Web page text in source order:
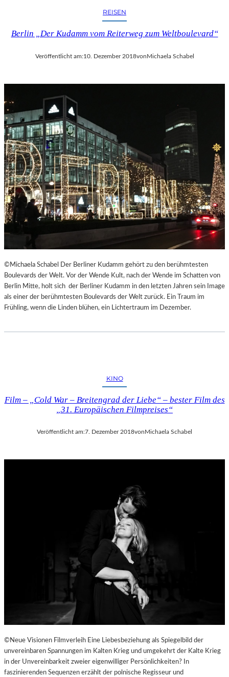
REISEN
Berlin „Der Kudamm vom Reiterweg zum Weltboulevard“
Veröffentlicht am:10. Dezember 2018vonMichaela Schabel
©Michaela Schabel Der Berliner Kudamm gehört zu den berühmtesten
Boulevards der Welt. Vor der Wende Kult, nach der Wende im Schatten von
Berlin Mitte, holt sich der Berliner Kudamm in den letzten Jahren sein Image
als einer der berühmtesten Boulevards der Welt zurück. Ein Traum im
Frühling, wenn die Linden blühen, ein Lichtertraum im Dezember.
KINO
Film – „Cold War – Breitengrad der Liebe“ – bester Film des
„31. Europäischen Filmpreises“
Veröffentlicht am:7. Dezember 2018vonMichaela Schabel
©Neue Visionen Filmverleih Eine Liebesbeziehung als Spiegelbild der
unvereinbaren Spannungen im Kalten Krieg und umgekehrt der Kalte Krieg
in der Unvereinbarkeit zweier eigenwilliger Persönlichkeiten? In
faszinierenden Sequenzen erzählt der polnische Regisseur und